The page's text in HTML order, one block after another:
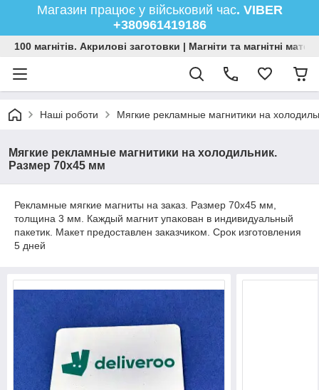
Магазин працює у військовий час. VIBER
+380961419186
100 магнітів. Акрилові заготовки | Магніти та магнітні
Наші роботи Мягкие рекламные магнитики на
Мягкие рекламные магнитики на холодильник.
Размер 70х45 мм
Рекламные мягкие магниты на заказ. Размер 70х45 мм,
толщина 3 мм. Каждый магнит упакован в индивидуальный
пакетик. Макет предоставлен заказчиком. Срок изготовления
5 дней